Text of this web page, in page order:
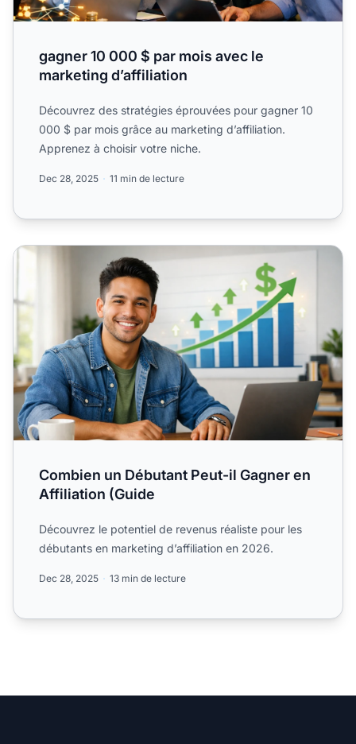
gagner 10 000 $ par mois avec le
marketing d’affiliation
Découvrez des stratégies éprouvées pour gagner 10
000 $ par mois grâce au marketing d’affiliation.
Apprenez à choisir votre niche.
Dec 28, 2025 11 min de lecture
Combien un Débutant Peut-il Gagner en Affiliation (Guide
Combien un Débutant Peut-il Gagner en
Affiliation (Guide
Découvrez le potentiel de revenus réaliste pour les
débutants en marketing d’affiliation en 2026.
Dec 28, 2025 13 min de lecture